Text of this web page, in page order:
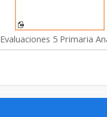
Evaluaciones 5 Primaria